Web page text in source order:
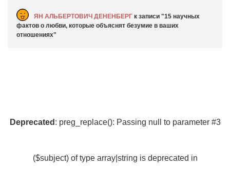
ЯН АЛЬБЕРТОВИЧ ДЕНЕНБЕРГ к записи
15 научных
фактов о любви, которые объяснят безумие в ваших
отношениях
Deprecated : preg_replace(): Passing null to parameter #3
($subject) of type array|string is deprecated in